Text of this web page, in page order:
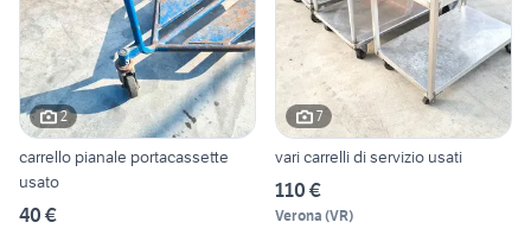
2
carrello pianale portacassette
usato
40 €
7
vari carrelli di servizio usati
110 €
Verona (VR)